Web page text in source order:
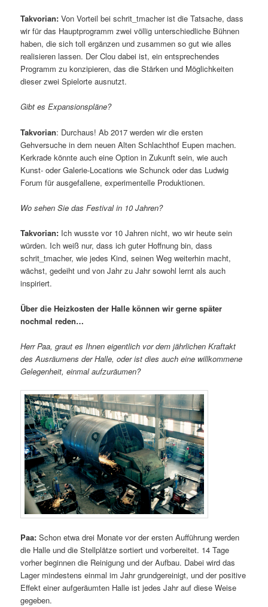
Takvorian: Von Vorteil bei schrit_tmacher ist die Tatsache, dass
wir für das Hauptprogramm zwei völlig unterschiedliche Bühnen
haben, die sich toll ergänzen und zusammen so gut wie alles
realisieren lassen. Der Clou dabei ist, ein entsprechendes
Programm zu konzipieren, das die Stärken und Möglichkeiten
dieser zwei Spielorte ausnutzt.
Gibt es Expansionspläne?
Takvorian: Durchaus! Ab 2017 werden wir die ersten
Gehversuche in dem neuen Alten Schlachthof Eupen machen.
Kerkrade könnte auch eine Option in Zukunft sein, wie auch
Kunst- oder Galerie-Locations wie Schunck oder das Ludwig
Forum für ausgefallene, experimentelle Produktionen.
Wo sehen Sie das Festival in 10 Jahren?
Takvorian: Ich wusste vor 10 Jahren nicht, wo wir heute sein
würden. Ich weiß nur, dass ich guter Hoffnung bin, dass
schrit_tmacher, wie jedes Kind, seinen Weg weiterhin macht,
wächst, gedeiht und von Jahr zu Jahr sowohl lernt als auch
inspiriert.
Über die Heizkosten der Halle können wir gerne später
nochmal reden…
Herr Paa, graut es Ihnen eigentlich vor dem jährlichen Kraftakt
des Ausräumens der Halle, oder ist dies auch eine willkommene
Gelegenheit, einmal aufzuräumen?
Paa: Schon etwa drei Monate vor der ersten Aufführung werden
die Halle und die Stellplätze sortiert und vorbereitet. 14 Tage
vorher beginnen die Reinigung und der Aufbau. Dabei wird das
Lager mindestens einmal im Jahr grundgereinigt, und der positive
Effekt einer aufgeräumten Halle ist jedes Jahr auf diese Weise
gegeben.